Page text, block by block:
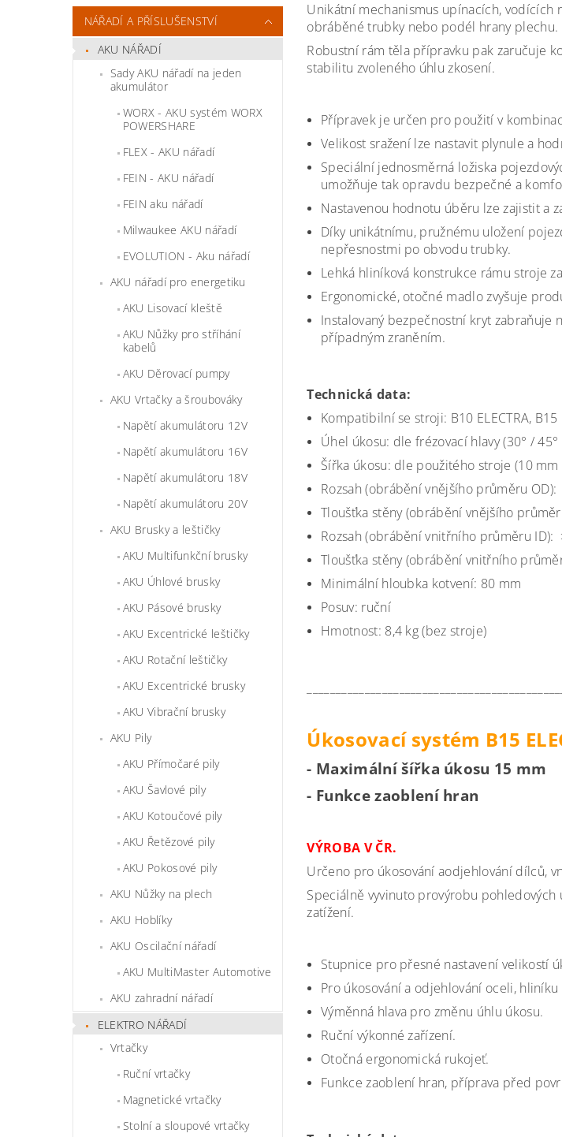
NÁŘADÍ A PŘÍSLUŠENSTVÍ
AKU NÁŘADÍ
Sady AKU nářadí na jeden
akumulátor
WORX - AKU systém WORX
POWERSHARE
FLEX - AKU nářadí
FEIN - AKU nářadí
FEIN aku nářadí
Milwaukee AKU nářadí
EVOLUTION - Aku nářadí
AKU nářadí pro energetiku
AKU Lisovací kleště
AKU Nůžky pro stříhání
kabelů
AKU Děrovací pumpy
AKU Vrtačky a šroubováky
Napětí akumulátoru 12V
Napětí akumulátoru 16V
Napětí akumulátoru 18V
Napětí akumulátoru 20V
AKU Brusky a leštičky
AKU Multifunkční brusky
AKU Úhlové brusky
AKU Pásové brusky
AKU Excentrické leštičky
AKU Rotační leštičky
AKU Excentrické brusky
AKU Vibrační brusky
AKU Pily
AKU Přímočaré pily
AKU Šavlové pily
AKU Kotoučové pily
AKU Řetězové pily
AKU Pokosové pily
AKU Nůžky na plech
AKU Hoblíky
AKU Oscilační nářadí
AKU MultiMaster Automotive
AKU zahradní nářadí
ELEKTRO NÁŘADÍ
Vrtačky
Ruční vrtačky
Magnetické vrtačky
Stolní a sloupové vrtačky
Unikátní mechanismus upínacích,
obráběné trubky nebo podél hrany plechu.
Robustní rám těla přípravku pak zaručuje
stabilitu zvoleného úhlu zkosení.
Přípravek je určen pro použití v
Velikost sražení lze nastavit plynule a
Speciální jednosměrná ložiska
umožňuje tak opravdu bezpečné a
Nastavenou hodnotu úběru lze zajistit a
Díky unikátnímu, pružnému uložení
nepřesnostmi po obvodu trubky.
Lehká hliníková konstrukce rámu stroje
Ergonomické, otočné madlo zvyšuje
Instalovaný bezpečnostní kryt
případným zraněním.
Technická data:
Kompatibilní se stroji: B10 ELECTRA, B15
Úhel úkosu: dle frézovací hlavy (30° / 45°
Šířka úkosu: dle použitého stroje (10
Rozsah (obrábění vnějšího průměru
Tloušťka stěny (obrábění vnějšího
Rozsah (obrábění vnitřního průměru
Tloušťka stěny (obrábění vnitřního
Minimální hloubka kotvení: 80 mm
Posuv: ruční
Hmotnost: 8,4 kg (bez stroje)
Úkosovací systém B15
- Maximální šířka úkosu 15 mm
- Funkce zaoblení hran
VÝROBA V ČR.
Určeno pro úkosování aodjehlování dílců,
Speciálně vyvinuto provýrobu
zatížení.
Stupnice pro přesné nastavení velikostí
Pro úkosování a odjehlování oceli,
Výměnná hlava pro změnu úhlu úkosu.
Ruční výkonné zařízení.
Otočná ergonomická rukojeť.
Funkce zaoblení hran, příprava před